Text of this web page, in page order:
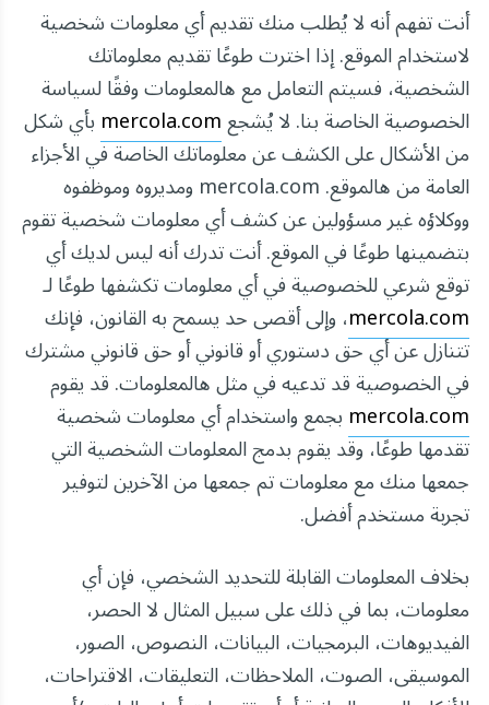
أنت تفهم أنه لا يُطلب منك تقديم أي معلومات شخصية
لاستخدام الموقع. إذا اخترت طوعًا تقديم معلوماتك
الشخصية، فسيتم التعامل مع هالمعلومات وفقًا لسياسة
الخصوصية الخاصة بنا. لا يُشجعmercola.com بأي شكل
من الأشكال على الكشف عن معلوماتك الخاصة في الأجزاء
العامة من هالموقع. mercola.com ومديروه وموظفوه
ووكلاؤه غير مسؤولين عن كشف أي معلومات شخصية تقوم
بتضمينها طوعًا في الموقع. أنت تدرك أنه ليس لديك أي
توقع شرعي للخصوصية في أي معلومات تكشفها طوعًا لـ
mercola.com، وإلى أقصى حد يسمح به القانون، فإنك
تتنازل عن أي حق دستوري أو قانوني أو حق قانوني مشترك
في الخصوصية قد تدعيه في مثل هالمعلومات. قد يقوم
mercola.com بجمع واستخدام أي معلومات شخصية
تقدمها طوعًا، وقد يقوم بدمج المعلومات الشخصية التي
جمعها منك مع معلومات تم جمعها من الآخرين لتوفير
تجربة مستخدم أفضل.
بخلاف المعلومات القابلة للتحديد الشخصي، فإن أي
معلومات، بما في ذلك على سبيل المثال لا الحصر،
الفيديوهات، البرمجيات، البيانات، النصوص، الصور،
الموسيقى، الصوت، الملاحظات، التعليقات، الاقتراحات،